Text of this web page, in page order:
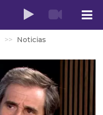
Noticias